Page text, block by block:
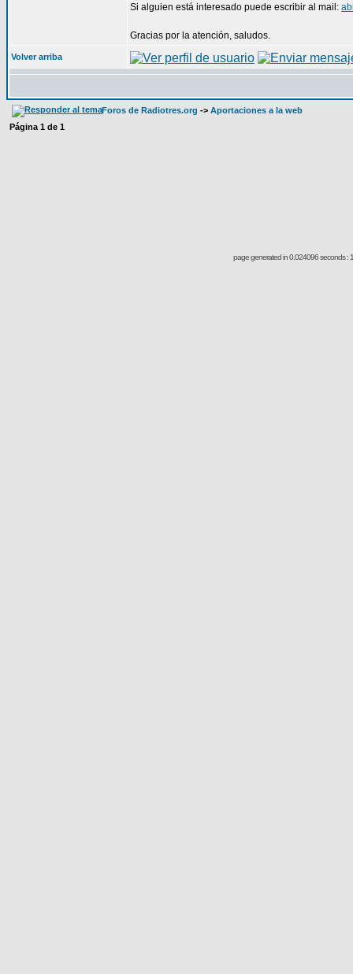
Si alguien está interesado puede escribir al mail:
Gracias por la atención, saludos.
Volver arriba
Foros de Radiotres.org -> Aportaciones a la web
Página 1 de 1
page generated in 0.024096 seconds :